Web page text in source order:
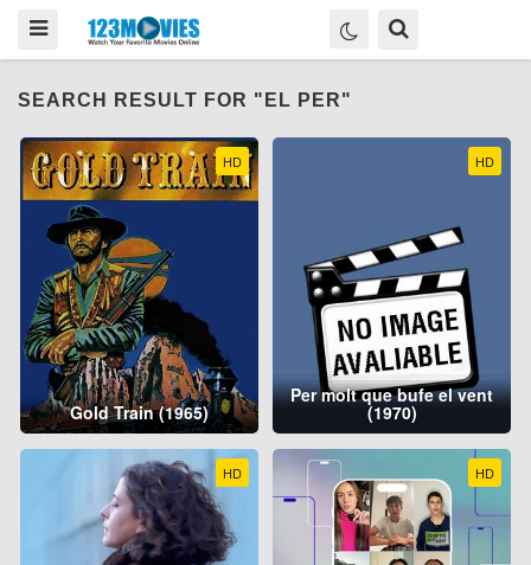
SEARCH RESULT FOR "EL PER"
HD
Gold Train (1965)
HD
Per molt que bufe el vent
(1970)
HD HD